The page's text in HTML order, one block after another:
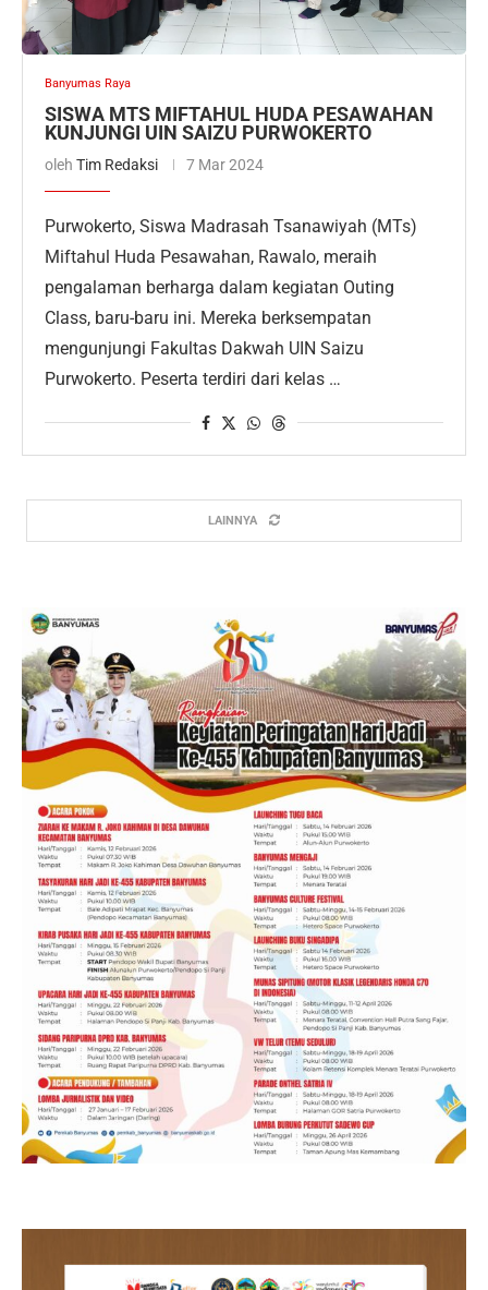
Banyumas Raya
SISWA MTS MIFTAHUL HUDA PESAWAHAN
KUNJUNGI UIN SAIZU PURWOKERTO
oleh Tim Redaksi 7 Mar 2024
Purwokerto, Siswa Madrasah Tsanawiyah (MTs)
Miftahul Huda Pesawahan, Rawalo, meraih
pengalaman berharga dalam kegiatan Outing
Class, baru-baru ini. Mereka berksempatan
mengunjungi Fakultas Dakwah UIN Saizu
Purwokerto. Peserta terdiri dari kelas …
LAINNYA